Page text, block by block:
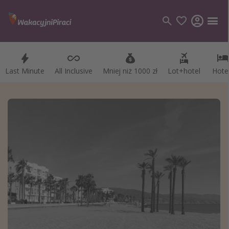
Last Minute All Inclusive Mniej niż 1000 zł Lot+hotel
Last Minute All Inclusive Mniej niż 1000 zł Lot+hotel
Kategorie
Kierunki
Grecja
Turcja